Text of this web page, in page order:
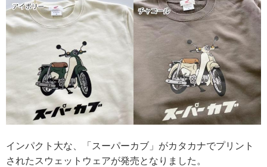
インパクト大な、「スーパーカブ」がカタカナでプリント
されたスウェットウェアが発売となりました。